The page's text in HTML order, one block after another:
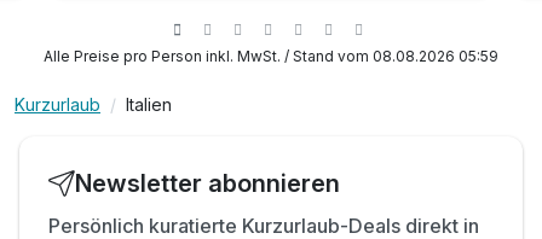
Tipp 1: Murano – weltberühmte Glasbläserkunst
Tipp 3: Grande Canale mit dem Vaporetto
Alle Preise pro Person inkl. MwSt. / Stand vom 08.08.2026 05:59
Kurzurlaub Italien
Newsletter abonnieren
Persönlich kuratierte Kurzurlaub-Deals direkt in